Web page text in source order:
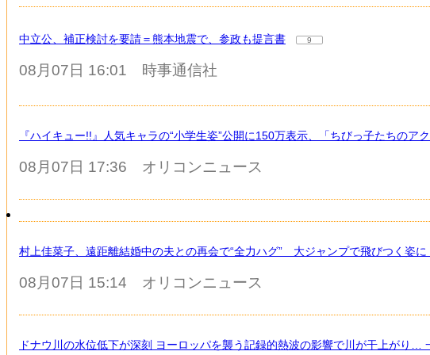
中立公、補正検討を要請＝熊本地震で、参政も提言書 9
08月07日 16:01 時事通信社
『ハイキュー!!』人気キャラの“小学生姿”公開に150万表示、「ちびっ子たちの
08月07日 17:36 オリコンニュース
村上佳菜子、遠距離結婚中の夫との再会で“全力ハグ” 大ジャンプで飛びつく姿
08月07日 15:14 オリコンニュース
ドナウ川の水位低下が深刻 ヨーロッパを襲う記録的熱波の影響で川が干上がり…